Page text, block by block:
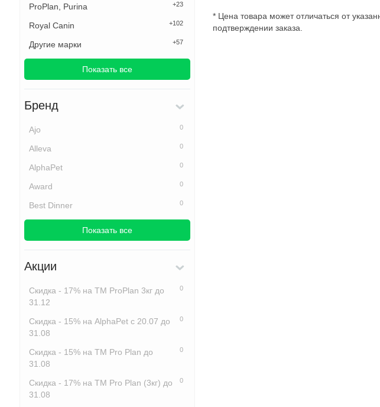
ProPlan, Purina +23
Royal Canin +102
Другие марки +57
Показать все
Бренд
Ajo 0
Alleva 0
AlphaPet 0
Award 0
Best Dinner 0
Показать все
Акции
Скидка - 17% на ТМ ProPlan 3кг до
31.12
0
Скидка - 15% на AlphaPet с 20.07 до
31.08
0
Скидка - 15% на ТМ Pro Plan до
31.08
0
Скидка - 17% на ТМ Pro Plan (3кг) до
31.08
0
* Цена товара может отличаться от
подтверждении заказа.